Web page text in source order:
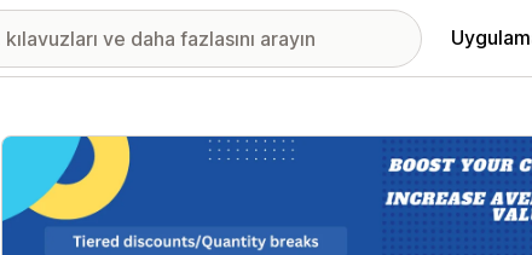
Öne çıkan görsel galerisi